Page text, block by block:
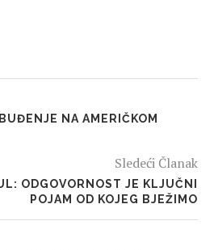
NA AMERIČKOM
Sledeći Članak
ODGOVORNOST JE KLJUČNI
POJAM OD KOJEG BJEŽIMO